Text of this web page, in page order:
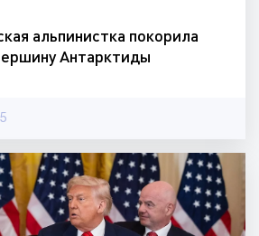
альпинистка покорила
Антарктиды